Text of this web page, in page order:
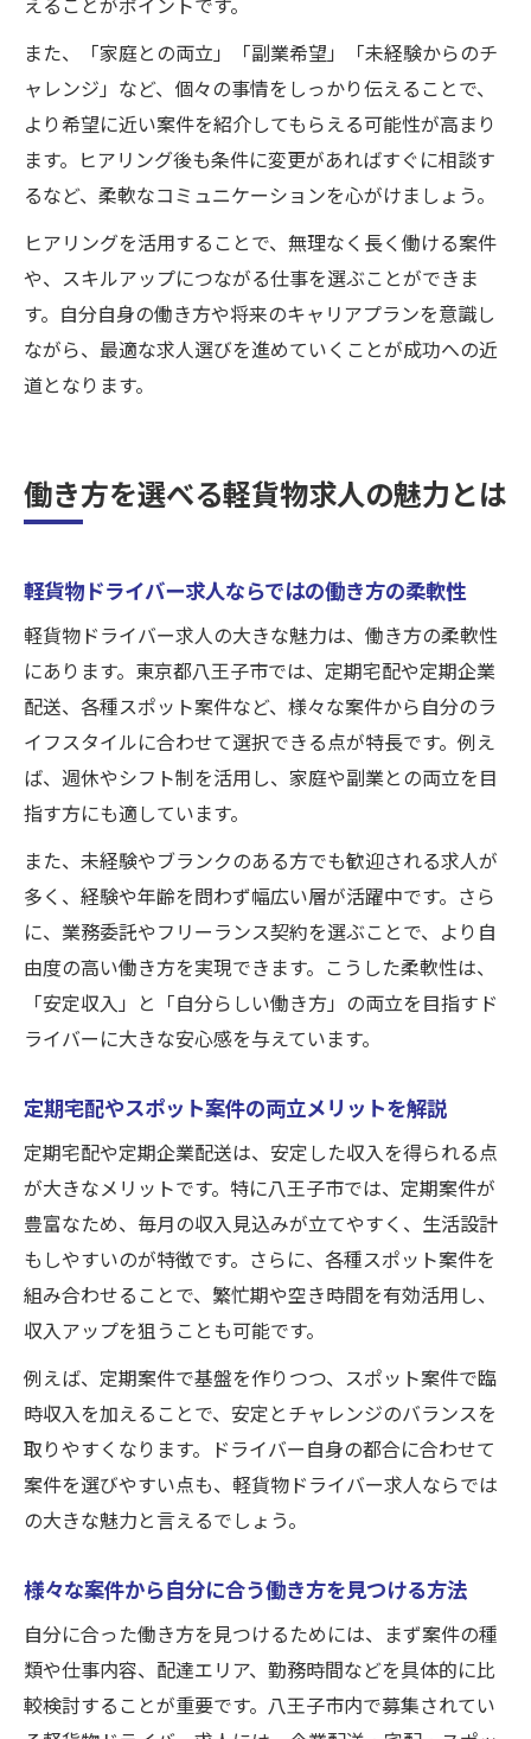
また、「家庭との両立」「副業希望」「未経験からのチ
ャレンジ」など、個々の事情をしっかり伝えることで、
より希望に近い案件を紹介してもらえる可能性が高まり
ます。ヒアリング後も条件に変更があればすぐに相談す
るなど、柔軟なコミュニケーションを心がけましょう。
ヒアリングを活用することで、無理なく長く働ける案件
や、スキルアップにつながる仕事を選ぶことができま
す。自分自身の働き方や将来のキャリアプランを意識し
ながら、最適な求人選びを進めていくことが成功への近
道となります。
働き方を選べる軽貨物求人の魅力とは
軽貨物ドライバー求人ならではの働き方の柔軟性
軽貨物ドライバー求人の大きな魅力は、働き方の柔軟性
にあります。東京都八王子市では、定期宅配や定期企業
配送、各種スポット案件など、様々な案件から自分のラ
イフスタイルに合わせて選択できる点が特長です。例え
ば、週休やシフト制を活用し、家庭や副業との両立を目
指す方にも適しています。
また、未経験やブランクのある方でも歓迎される求人が
多く、経験や年齢を問わず幅広い層が活躍中です。さら
に、業務委託やフリーランス契約を選ぶことで、より自
由度の高い働き方を実現できます。こうした柔軟性は、
「安定収入」と「自分らしい働き方」の両立を目指すド
ライバーに大きな安心感を与えています。
定期宅配やスポット案件の両立メリットを解説
定期宅配や定期企業配送は、安定した収入を得られる点
が大きなメリットです。特に八王子市では、定期案件が
豊富なため、毎月の収入見込みが立てやすく、生活設計
もしやすいのが特徴です。さらに、各種スポット案件を
組み合わせることで、繁忙期や空き時間を有効活用し、
収入アップを狙うことも可能です。
例えば、定期案件で基盤を作りつつ、スポット案件で臨
時収入を加えることで、安定とチャレンジのバランスを
取りやすくなります。ドライバー自身の都合に合わせて
案件を選びやすい点も、軽貨物ドライバー求人ならでは
の大きな魅力と言えるでしょう。
様々な案件から自分に合う働き方を見つける方法
自分に合った働き方を見つけるためには、まず案件の種
類や仕事内容、配達エリア、勤務時間などを具体的に比
較検討することが重要です。八王子市内で募集されてい